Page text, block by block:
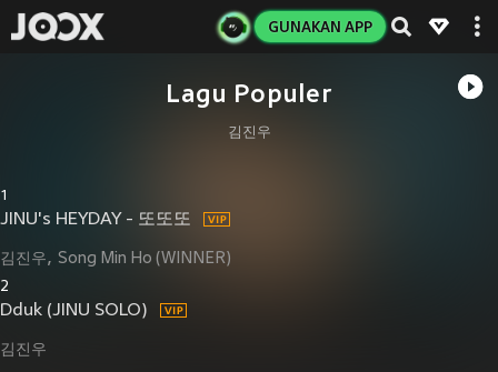
GUNAKAN APP
Lagu Populer
김진우
1
JINU's HEYDAY - 또또또
김진우 Song Min Ho (WINNER)
2
Dduk (JINU SOLO)
김진우